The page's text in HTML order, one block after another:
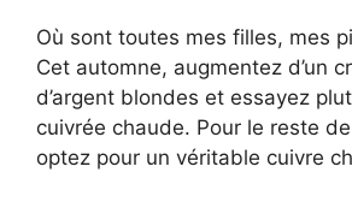
Où sont toutes mes filles, mes
Cet automne, augmentez d’un
d’argent blondes et essayez
cuivrée chaude. Pour le reste
optez pour un véritable cuivre